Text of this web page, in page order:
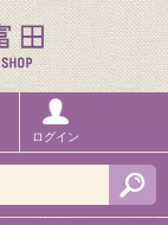
ログイン